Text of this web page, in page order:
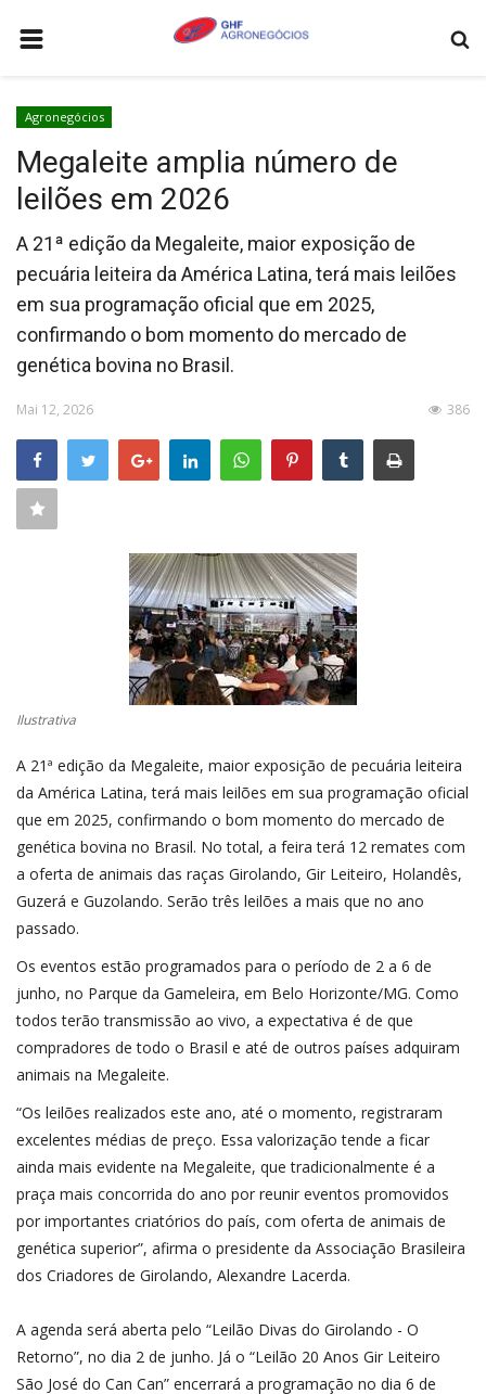
AGRONEGÓCIOS
LEILÕES
FEIRAS E EVENTOS
LOGÍSTICA
COTAÇÕES
COMO ANUNCIAR
CONTATO
CONECTE-SE
Agronegócios
Megaleite amplia número de
leilões em 2026
A 21ª edição da Megaleite, maior exposição de
pecuária leiteira da América Latina, terá mais leilões
em sua programação oficial que em 2025,
confirmando o bom momento do mercado de
genética bovina no Brasil.
Mai 12, 2026 386
Ilustrativa
A 21ª edição da Megaleite, maior exposição de pecuária leiteira
da América Latina, terá mais leilões em sua programação oficial
que em 2025, confirmando o bom momento do mercado de
genética bovina no Brasil. No total, a feira terá 12 remates com
a oferta de animais das raças Girolando, Gir Leiteiro, Holandês,
Guzerá e Guzolando. Serão três leilões a mais que no ano
passado.
Os eventos estão programados para o período de 2 a 6 de
junho, no Parque da Gameleira, em Belo Horizonte/MG. Como
todos terão transmissão ao vivo, a expectativa é de que
compradores de todo o Brasil e até de outros países adquiram
animais na Megaleite.
“Os leilões realizados este ano, até o momento, registraram
excelentes médias de preço. Essa valorização tende a ficar
ainda mais evidente na Megaleite, que tradicionalmente é a
praça mais concorrida do ano por reunir eventos promovidos
por importantes criatórios do país, com oferta de animais de
genética superior”, afirma o presidente da Associação Brasileira
dos Criadores de Girolando, Alexandre Lacerda.
A agenda será aberta pelo “Leilão Divas do Girolando - O
Retorno”, no dia 2 de junho. Já o “Leilão 20 Anos Gir Leiteiro
São José do Can Can” encerrará a programação no dia 6 de